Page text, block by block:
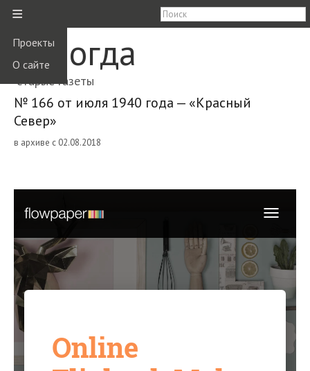
≡
Проекты
О сайте
Вологда
старые газеты
№ 166 от июля 1940 года — «Красный
Север»
в архиве с 02.08.2018